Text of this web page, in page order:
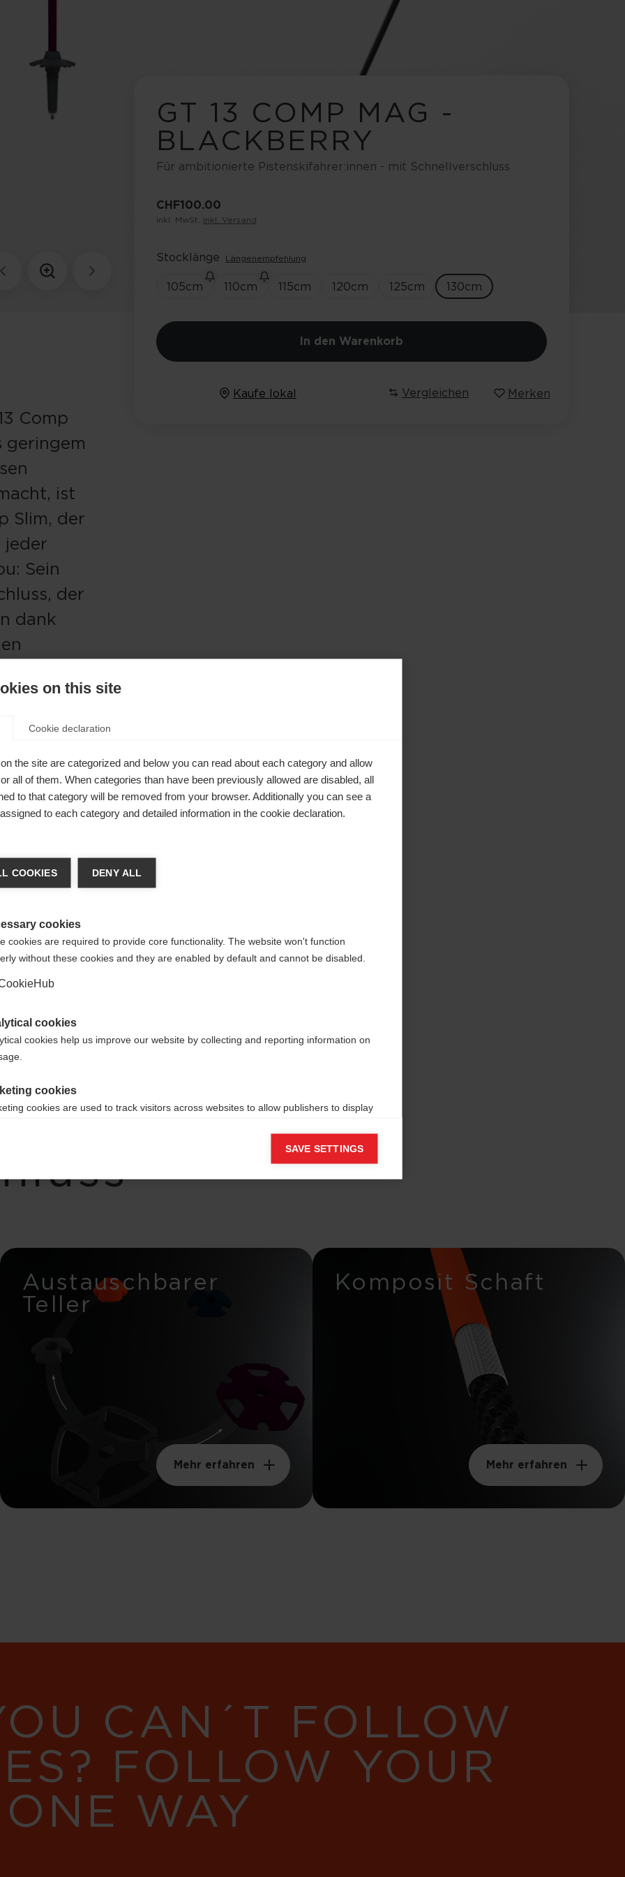
GT 13 COMP MAG -
BLACKBERRY
Für ambitionierte Pistenskifahrer:innen - mit Schnellverschluss
CHF 100.00
inkl. MwSt. inkl. Versand
Stocklänge Längenempfehlung
105cm 110cm 115cm 120cm 125cm 130cm
In den Warenkorb
Kaufe lokal Vergleichen Merken
Comp
geringem
ist
Slim, der
jeder
Sein
der
dank
Austauschbarer
Teller
Mehr erfahren
Komposit Schaft
Mehr erfahren
CAN´T FOLLOW
FOLLOW YOUR
WAY
language
toVereinigte Staaten (Englisch)
Ja, ich möchte umgeleitet werden
on this site
Cookie declaration
the site are categorized and below you can read about each category and allow
all of them. When categories than have been previously allowed are disabled, all
to that category will be removed from your browser. Additionally you can see a
to each category and detailed information in the cookie declaration.
COOKIES DENY ALL
cookies
cookies are required to provide core functionality. The website won't function
without these cookies and they are enabled by default and cannot be disabled.
cookies
cookies help us improve our website by collecting and reporting information on
cookies
cookies are used to track visitors across websites to allow publishers to display
SAVE SETTINGS